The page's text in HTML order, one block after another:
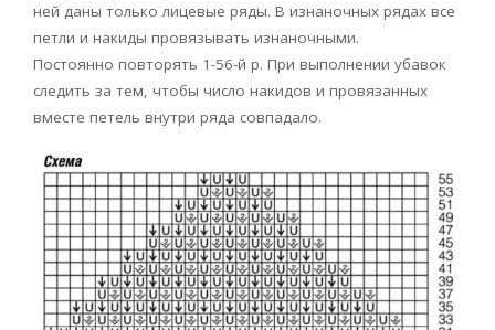
ней даны только лицевые ряды. В изнаночных рядах все
петли и накиды провязывать изнаночными.
Постоянно повторять 1-56-й р. При выполнении убавок
следить за тем, чтобы число накидов и провязанных
вместе петель внутри ряда совпадало.